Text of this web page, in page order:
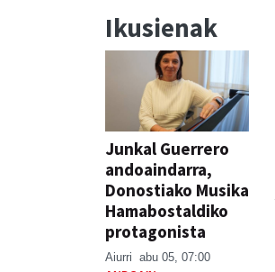
Ikusienak
Junkal Guerrero
andoaindarra,
Donostiako Musika
Hamabostaldiko
protagonista
Aiurri abu 05, 07:00